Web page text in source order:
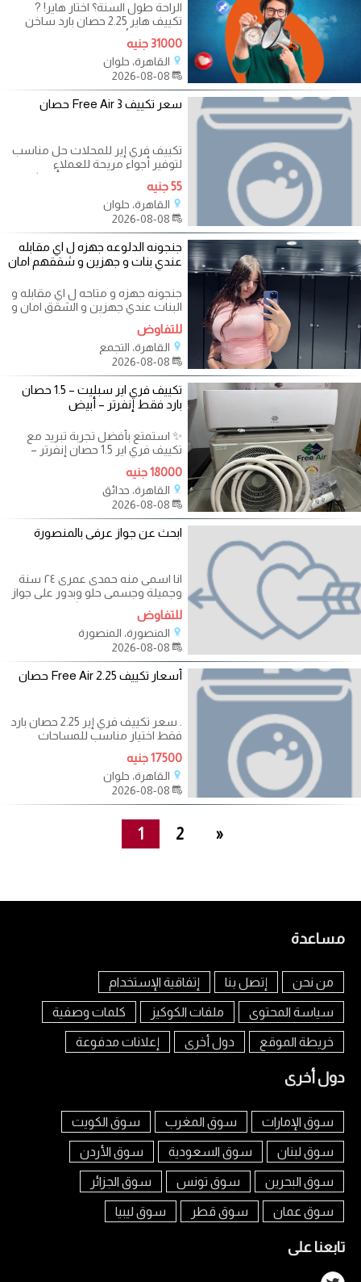
الراحة طول السنة؟ اختار هاير! ?
تكييف هاير 2.25 حصان بارد ساخن
هيوفرلك الأجواء المناسبة سواء في
عز
31000 جنيه
القاهرة، حلوان
سعر تكييف Free Air 3 حصان
تكييف فري إير للمحلات حل مناسب
لتوفير أجواء مريحة للعملاء
والعاملين طوال اليوم. ✔ أداء ثابت ✔
55 جنيه
القاهرة، حلوان
جنجونه الدلوعه جهزه ل اي مقابله
عندي بنات و جهزين و شققهم امان
جنجونه جهزه و متاحه ل اي مقابله و
البنات عندي جهزين و الشقق امان و
موجود بنات اي مكان و اقرب ليك و
للتفاوض
القاهرة، التجمع
تكييف فري اير سبليت – 1.5 حصان
بارد فقط إنفرتر – أبيض
✨ استمتع بأفضل تجربة تبريد مع
تكييف فري اير 1.5 حصان إنفرتر –
الجديد والمستعمل في القاهرة
والجيزة!
18000 جنيه
القاهرة، حدائق
ابحث عن جواز عرفى بالمنصورة
انا اسمى منه حمدى عمرى ٢٤ سنة
وجميلة وجسمى حلو وبدور على جواز
عرفى بالمنصورة اهم شئ عندى
السرية
للتفاوض
المنصورة، المنصورة
أسعار تكييف Free Air 2.25 حصان
. سعر تكييف فري إير 2.25 حصان بارد
فقط اختيار مناسب للمساحات
المتوسطة مع تبريد قوي وسرعة في
الوصول
17500 جنيه
القاهرة، حلوان
1 2 »
مساعدة
من نحن إتصل بنا إتفاقية الإستخدام
سياسة المحتوى ملفات الكوكيز كلمات وصفية
خريطة الموقع دول أخرى إعلانات مدفوعة
دول أخرى
سوق الإمارات سوق المغرب سوق الكويت
سوق لبنان سوق السعودية سوق الأردن
سوق البحرين سوق تونس سوق الجزائر
سوق عمان سوق قطر سوق ليبيا
تابعنا على